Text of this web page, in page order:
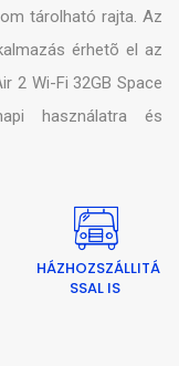
tárolható rajta. Az
érhetõ el az
2 Wi-Fi 32GB Space
használatra és
HÁZHOZSZÁLLITÁ
SSAL IS